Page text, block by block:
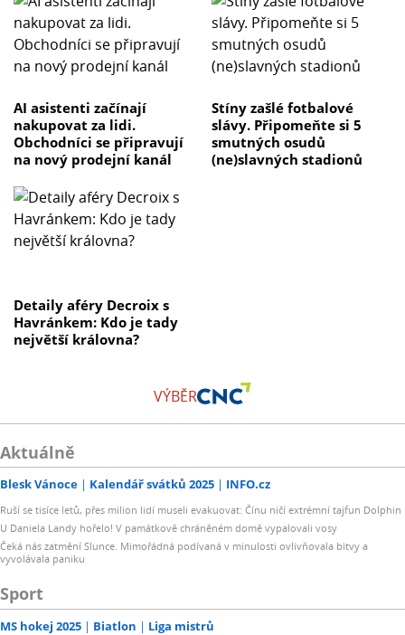
AI asistenti začínají
nakupovat za lidi.
Obchodníci se připravují
na nový prodejní kanál
Stíny zašlé fotbalové
slávy. Připomeňte si 5
smutných osudů
(ne)slavných stadionů
Detaily aféry Decroix s
Havránkem: Kdo je tady
největší královna?
VÝBĚR
Aktuálně
Blesk Vánoce Kalendář svátků 2025 INFO.cz
Ruší se tisíce letů, přes milion lidí museli evakuovat: Čínu ničí extrémní tajfun Dolphin
U Daniela Landy hořelo! V památkově chráněném domě vypalovali vosy
Čeká nás zatmění Slunce. Mimořádná podívaná v minulosti ovlivňovala bitvy a
vyvolávala paniku
Sport
MS hokej 2025 Biatlon Liga mistrů